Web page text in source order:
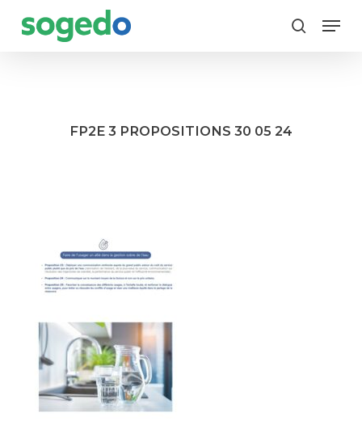
search
Menu
FP2E 3 PROPOSITIONS 30 05 24